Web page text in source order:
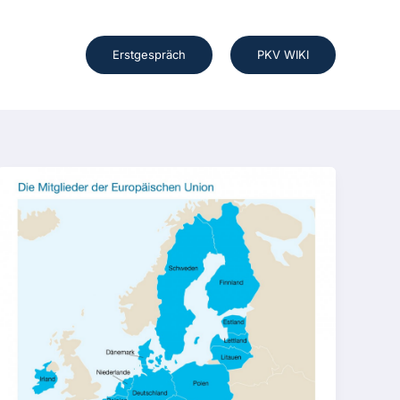
Erstgespräch PKV WIKI